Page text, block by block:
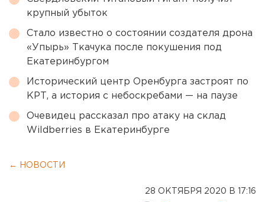
крупный убыток
Стало известно о состоянии создателя дрона
«Упырь» Ткачука после покушения под
Екатеринбургом
Исторический центр Оренбурга застроят по
КРТ, а история с небоскребами — на паузе
Очевидец рассказал про атаку на склад
Wildberries в Екатеринбурге
← НОВОСТИ
28 ОКТЯБРЯ 2020 В 17:16